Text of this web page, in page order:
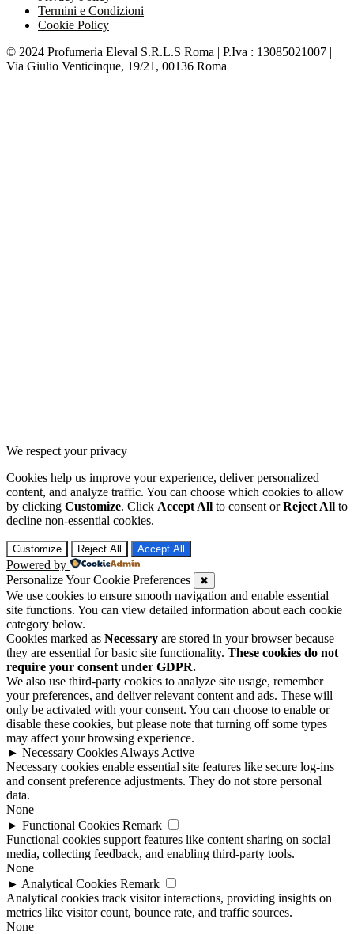
Termini e Condizioni
Cookie Policy
© 2024 Profumeria Eleval S.R.L.S Roma | P.Iva : 13085021007 |
Via Giulio Venticinque, 19/21, 00136 Roma
We respect your privacy
Cookies help us improve your experience, deliver personalized
content, and analyze traffic. You can choose which cookies to allow
by clicking Customize. Click Accept All to consent orReject All to
decline non-essential cookies.
Customize Reject All Accept All
Powered by
Personalize Your Cookie Preferences
✖
We use cookies to ensure smooth navigation and enable essential
site functions. You can view detailed information about each cookie
category below.
Cookies marked as Necessary are stored in your browser because
they are essential for basic site functionality. These cookies do not
require your consent under GDPR.
We also use third-party cookies to analyze site usage, remember
your preferences, and deliver relevant content and ads. These will
only be activated with your consent. You can choose to enable or
disable these cookies, but please note that turning off some types
may affect your browsing experience.
► Necessary Cookies Always Active
Necessary cookies enable essential site features like secure log-ins
and consent preference adjustments. They do not store personal
data.
None
► Functional Cookies Remark
Functional cookies support features like content sharing on social
media, collecting feedback, and enabling third-party tools.
None
► Analytical Cookies Remark
Analytical cookies track visitor interactions, providing insights on
metrics like visitor count, bounce rate, and traffic sources.
None